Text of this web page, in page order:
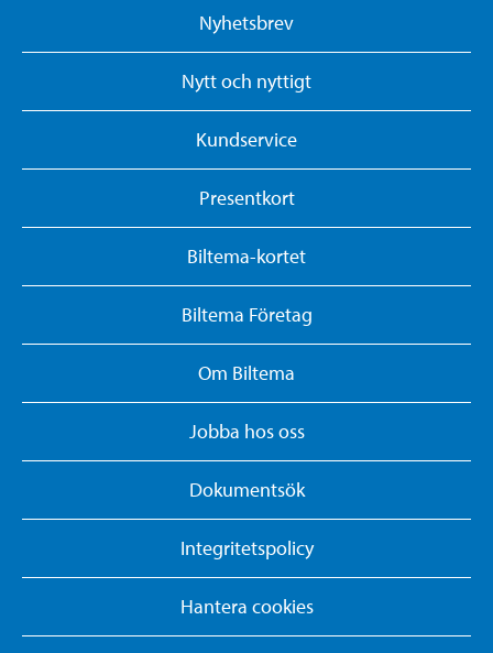
Nyhetsbrev
Nytt och nyttigt
Kundservice
Presentkort
Biltema-kortet
Biltema Företag
Om Biltema
Jobba hos oss
Dokumentsök
Integritetspolicy
Hantera cookies